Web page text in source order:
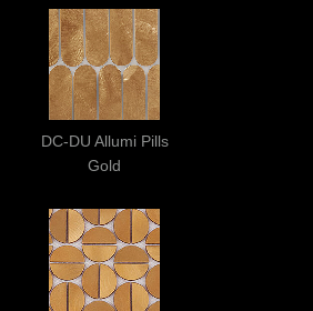
DC-DU Allumi Pills
Gold